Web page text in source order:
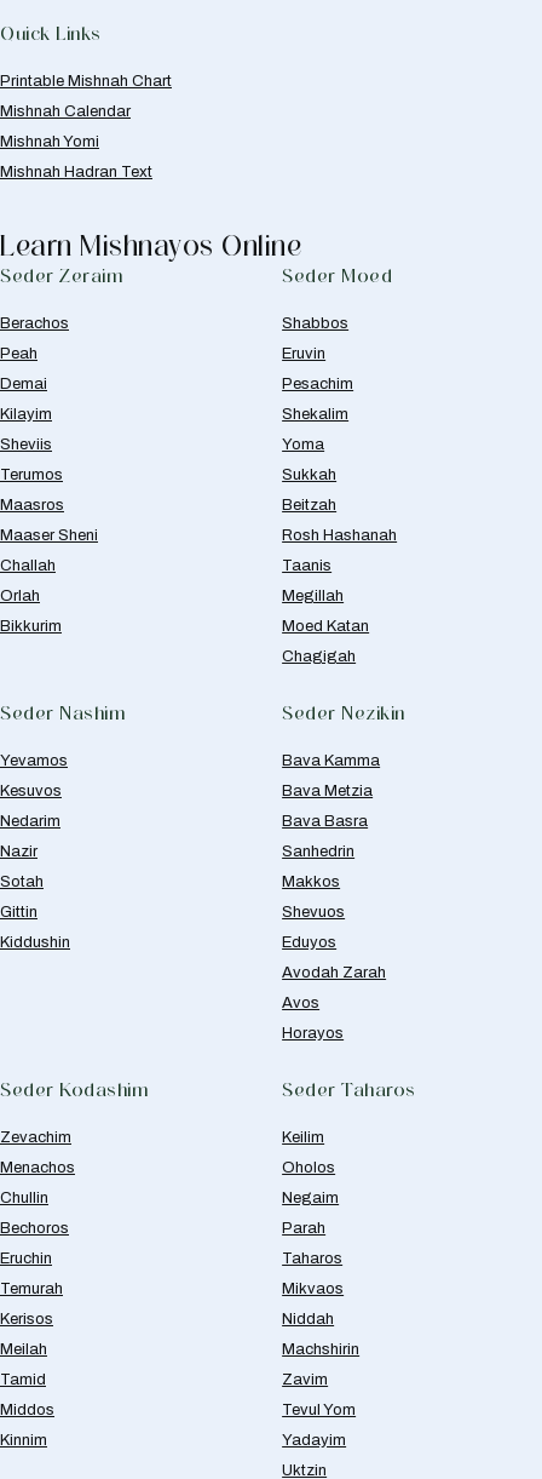
Quick Links
Printable Mishnah Chart
Mishnah Calendar
Mishnah Yomi
Mishnah Hadran Text
Learn Mishnayos Online
Seder Zeraim
Berachos
Peah
Demai
Kilayim
Sheviis
Terumos
Maasros
Maaser Sheni
Challah
Orlah
Bikkurim
Seder Moed
Shabbos
Eruvin
Pesachim
Shekalim
Yoma
Sukkah
Beitzah
Rosh Hashanah
Taanis
Megillah
Moed Katan
Chagigah
Seder Nashim
Yevamos
Kesuvos
Nedarim
Nazir
Sotah
Gittin
Kiddushin
Seder Nezikin
Bava Kamma
Bava Metzia
Bava Basra
Sanhedrin
Makkos
Shevuos
Eduyos
Avodah Zarah
Avos
Horayos
Seder Kodashim
Zevachim
Menachos
Chullin
Bechoros
Eruchin
Temurah
Kerisos
Meilah
Tamid
Middos
Kinnim
Seder Taharos
Keilim
Oholos
Negaim
Parah
Taharos
Mikvaos
Niddah
Machshirin
Zavim
Tevul Yom
Yadayim
Uktzin